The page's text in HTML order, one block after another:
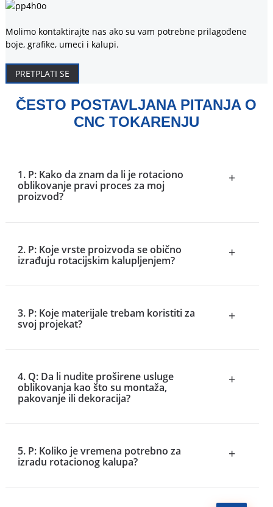
Molimo kontaktirajte nas ako su vam potrebne prilagođene
boje, grafike, umeci i kalupi.
PRETPLATI SE
ČESTO POSTAVLJANA PITANJA O
CNC TOKARENJU
1. P: Kako da znam da li je rotaciono
oblikovanje pravi proces za moj
proizvod?
+
2. P: Koje vrste proizvoda se obično
izrađuju rotacijskim kalupljenjem?
+
3. P: Koje materijale trebam koristiti za
svoj projekat?
+
4. Q: Da li nudite proširene usluge
oblikovanja kao što su montaža,
pakovanje ili dekoracija?
+
5. P: Koliko je vremena potrebno za
izradu rotacionog kalupa?
+